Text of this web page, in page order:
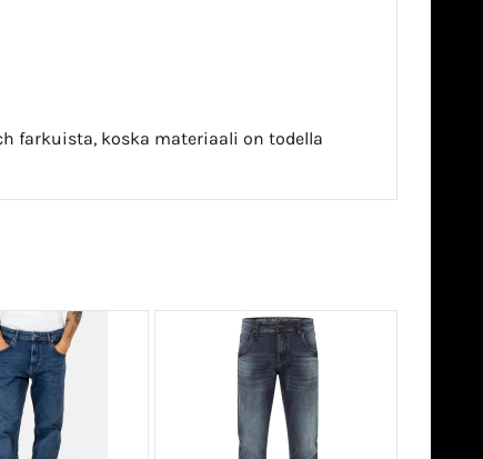
farkuista, koska materiaali on todella